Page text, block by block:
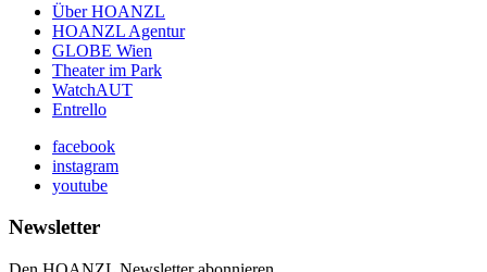
Über HOANZL
HOANZL Agentur
GLOBE Wien
Theater im Park
WatchAUT
Entrello
facebook
instagram
youtube
Newsletter